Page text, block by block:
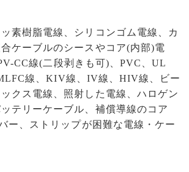
素樹脂電線、シリコンゴム電線、カ
ケーブルのシースやコア(内部)電
CC線(二段剥きも可)、PVC、UL
線、KIV線、IV線、HIV線、ビー
クス電線、照射した電線、ハロゲン
テリーケーブル、補償導線のコア
ー、ストリップが困難な電線・ケー